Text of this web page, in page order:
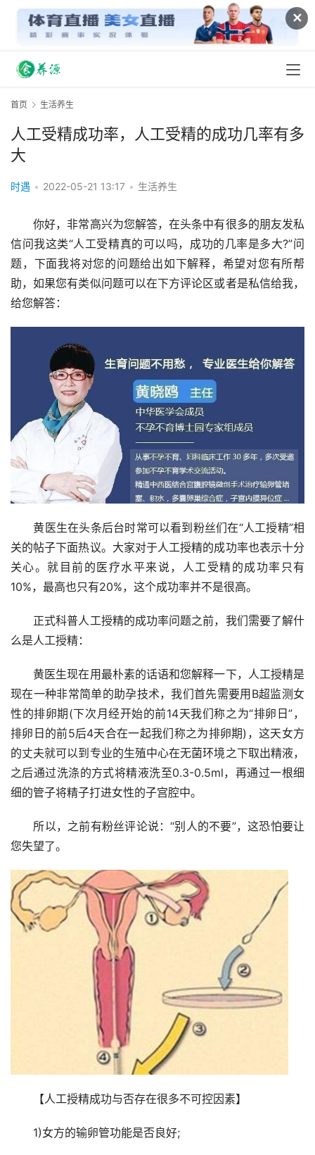
✕
首页 生活养生
人工受精成功率，人工受精的成功几率有多
大
时遇 • 2022-05-21 13:17 • 生活养生
你好，非常高兴为您解答，在头条中有很多的朋友发私
信问我这类“人工受精真的可以吗，成功的几率是多大?”问
题，下面我将对您的问题给出如下解释，希望对您有所帮
助，如果您有类似问题可以在下方评论区或者是私信给我，
给您解答：
黄医生在头条后台时常可以看到粉丝们在“人工授精”相
关的帖子下面热议。大家对于人工授精的成功率也表示十分
关心。就目前的医疗水平来说，人工受精的成功率只有
10%，最高也只有20%，这个成功率并不是很高。
正式科普人工授精的成功率问题之前，我们需要了解什
么是人工授精：
黄医生现在用最朴素的话语和您解释一下，人工授精是
现在一种非常简单的助孕技术，我们首先需要用B超监测女
性的排卵期(下次月经开始的前14天我们称之为“排卵日”，
排卵日的前5后4天合在一起我们称之为排卵期)，这天女方
的丈夫就可以到专业的生殖中心在无菌环境之下取出精液，
之后通过洗涤的方式将精液洗至0.3-0.5ml，再通过一根细
细的管子将精子打进女性的子宫腔中。
所以，之前有粉丝评论说：“别人的不要”，这恐怕要让
您失望了。
【人工授精成功与否存在很多不可控因素】
1)女方的输卵管功能是否良好;